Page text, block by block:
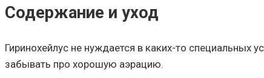
Содержание и уход
Гиринохейлус не нуждается в каких-то специальных
забывать про хорошую аэрацию.